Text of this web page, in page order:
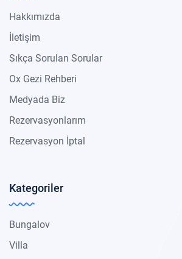
Hakkımızda
İletişim
Sıkça Sorulan Sorular
Ox Gezi Rehberi
Medyada Biz
Rezervasyonlarım
Rezervasyon İptal
Kategoriler
Bungalov
Villa